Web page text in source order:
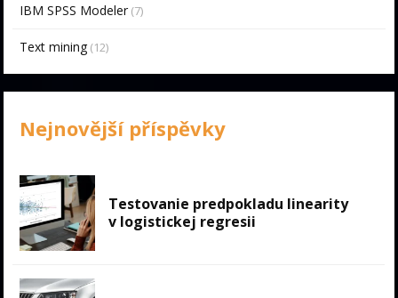
IBM SPSS Modeler (7)
Text mining (12)
Nejnovější příspěvky
Testovanie predpokladu linearity
v logistickej regresii